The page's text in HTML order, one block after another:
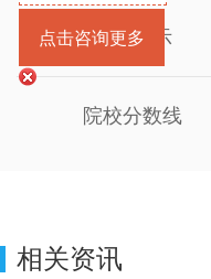
成绩公示
院校分数线
相关资讯
点击咨询更多